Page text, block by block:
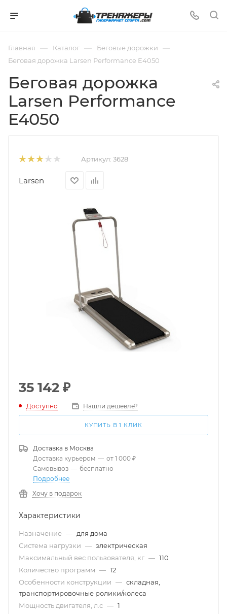
Главная — Каталог — Беговые дорожки —
Беговая дорожка Larsen Performance E4050
Беговая дорожка
Larsen Performance
E4050
Артикул: 3628
Larsen
35 142 ₽
Доступно Нашли дешевле?
КУПИТЬ В 1 КЛИК
Доставка в Москва
Доставка курьером — от 1 000 ₽
Самовывоз — бесплатно
Подробнее
Хочу в подарок
Характеристики
Назначение — для дома
Система нагрузки — электрическая
Максимальный вес пользователя, кг — 110
Количество программ — 12
Особенности конструкции — складная,
транспортировочные ролики/колеса
Мощность двигателя, л.с — 1